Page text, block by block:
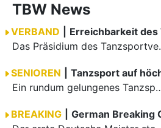
TBW News
VERBAND
Das Präsidium des
SENIOREN
Ein rundum gelungenes Tanzsport-Wochenende liegt hinter den Paaren und Organisatoren
BREAKING